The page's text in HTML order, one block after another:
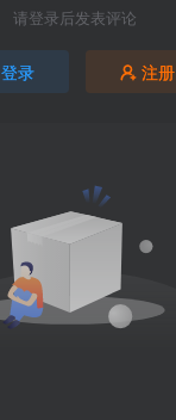
请登录后发表评论
登录 注册